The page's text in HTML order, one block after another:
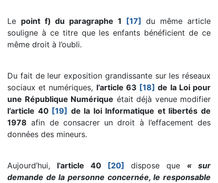
Le point f) du paragraphe 1 [17]
du même article
souligne à ce titre que les enfants bénéficient de ce
même droit à l’oubli.
Du fait de leur exposition grandissante sur les réseaux
sociaux et numériques, l’article 63 [18] de la Loi pour
une République Numérique était déjà venue modifier
l’article 40 [19] de la loi Informatique et libertés de
1978 afin de consacrer un droit à l’effacement des
données des mineurs.
Aujourd’hui, l’article 40 [20] dispose que « sur
demande de la personne concernée, le responsable